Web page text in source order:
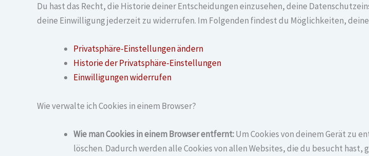
Du hast das Recht, die Historie deiner Entscheidungen einzusehen, deine
deine Einwilligung jederzeit zu widerrufen. Im Folgenden findest du Möglichkeiten,
Privatsphäre-Einstellungen ändern
Historie der Privatsphäre-Einstellungen
Einwilligungen widerrufen
Wie verwalte ich Cookies in einem Browser?
Wie man Cookies in einem Browser entfernt:Um Cookies von deinem Gerät zu
löschen. Dadurch werden alle Cookies von allen Websites, die du besucht